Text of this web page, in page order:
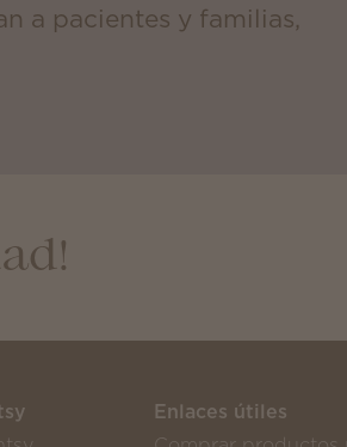
a pacientes y familias,
Enlaces útiles